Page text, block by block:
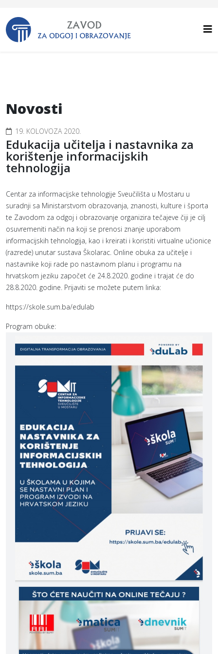
Novosti
19. KOLOVOZA 2020.
Edukacija učitelja i nastavnika za
korištenje informacijskih
tehnologija
Centar za informacijske tehnologije Sveučilišta u Mostaru u
suradnji sa Ministarstvom obrazovanja, znanosti, kulture i športa
te Zavodom za odgoj i obrazovanje organizira tečajeve čiji je cilj
osuvremeniti način na koji se prenosi znanje uporabom
informacijskih tehnologija, kao i kreirati i koristiti virtualne učionice
(razrede) unutar sustava Školarac. Online obuka za učitelje i
nastavnike koji rade po nastavnom planu i programu na
hrvatskom jeziku započet će 24.8.2020. godine i trajat će do
28.8.2020. godine. Prijaviti se možete putem linka:
https://skole.sum.ba/edulab
Program obuke: